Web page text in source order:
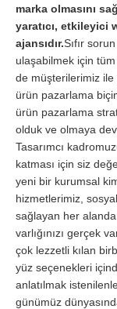
marka olmasını
yaratıcı, etkileyici
ajansıdır.Sıfır
ulaşabilmek için
de müşterilerimiz ile
ürün pazarlama
ürün pazarlama
olduk ve olmaya
Tasarımcı
katması için siz
yeni bir kurumsal
hizmetlerimiz,
sağlayan her
varlığınızı gerçek
çok lezzetli kılan
yüz seçenekleri
anlatılmak
günümüz